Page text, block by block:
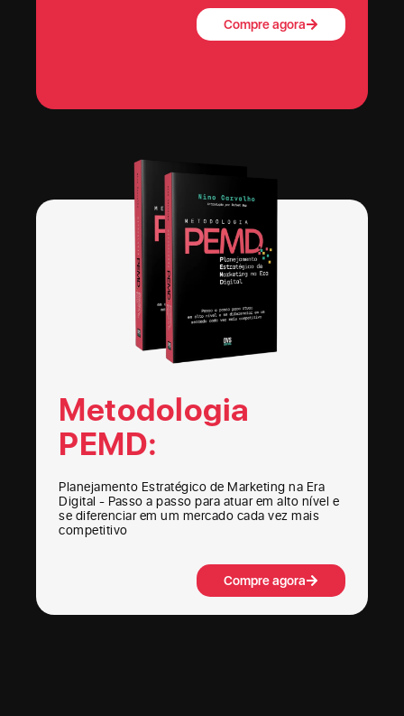
Compre agora
Metodologia
PEMD:
Planejamento Estratégico de Marketing na Era
Digital - Passo a passo para atuar em alto nível e
se diferenciar em um mercado cada vez mais
competitivo
Compre agora